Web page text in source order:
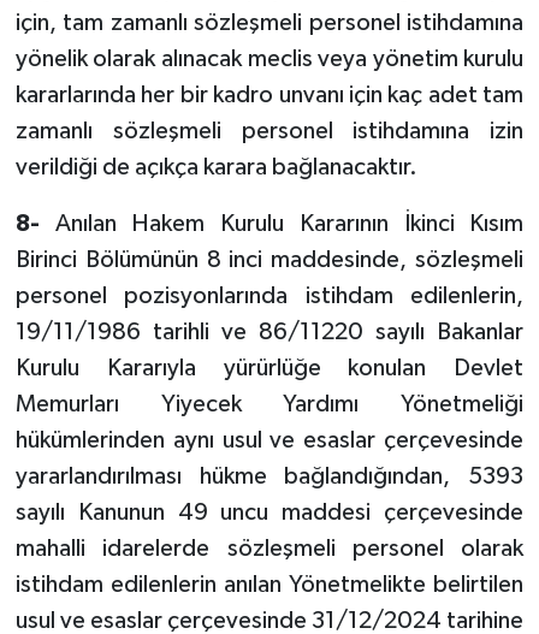
için, tam zamanlı sözleşmeli personel istihdamına
yönelik olarak alınacak meclis veya yönetim kurulu
kararlarında her bir kadro unvanı için kaç adet tam
zamanlı sözleşmeli personel istihdamına izin
verildiği de açıkça karara bağlanacaktır.
8- Anılan Hakem Kurulu Kararının İkinci Kısım
Birinci Bölümünün 8 inci maddesinde, sözleşmeli
personel pozisyonlarında istihdam edilenlerin,
19/11/1986 tarihli ve 86/11220 sayılı Bakanlar
Kurulu Kararıyla yürürlüğe konulan Devlet
Memurları Yiyecek Yardımı Yönetmeliği
hükümlerinden aynı usul ve esaslar çerçevesinde
yararlandırılması hükme bağlandığından, 5393
sayılı Kanunun 49 uncu maddesi çerçevesinde
mahalli idarelerde sözleşmeli personel olarak
istihdam edilenlerin anılan Yönetmelikte belirtilen
usul ve esaslar çerçevesinde 31/12/2024 tarihine